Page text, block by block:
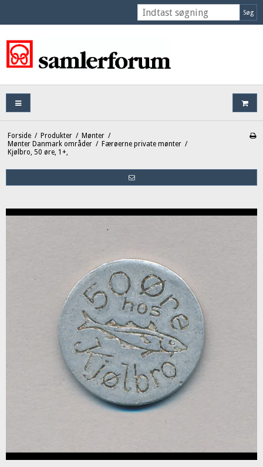
Søg
Forside / Produkter / Mønter /
Mønter Danmark områder / Færøerne private mønter /
Kjølbro, 50 øre, 1+,